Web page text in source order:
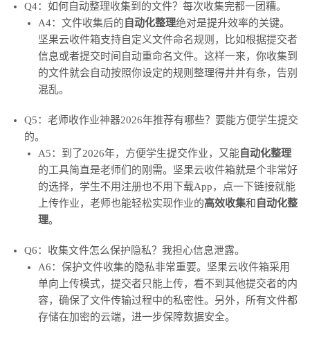
Q4：如何自动整理收集到的文件？每次收集完都一团糟。
A4：文件收集后的 自动化整理绝对是提升效率的关键。
坚果云收件箱支持自定义文件命名规则，比如根据提交者
信息或者提交时间自动重命名文件。这样一来，你收集到
的文件就会自动按照你设定的规则整理得井井有条，告别
混乱。
Q5：老师收作业神器2026年推荐有哪些？要能方便学生提交
的。
A5：到了2026年，方便学生提交作业，又能 自动化整理
的工具简直是老师们的刚需。坚果云收件箱就是个非常好
的选择，学生不用注册也不用下载App，点一下链接就能
上传作业，老师也能轻松实现作业的高效收集和 自动化整
理。
Q6：收集文件怎么保护隐私？我担心信息泄露。
A6：保护文件收集的隐私非常重要。坚果云收件箱采用
单向上传模式，提交者只能上传，看不到其他提交者的内
容，确保了文件传输过程中的私密性。另外，所有文件都
存储在加密的云端，进一步保障数据安全。